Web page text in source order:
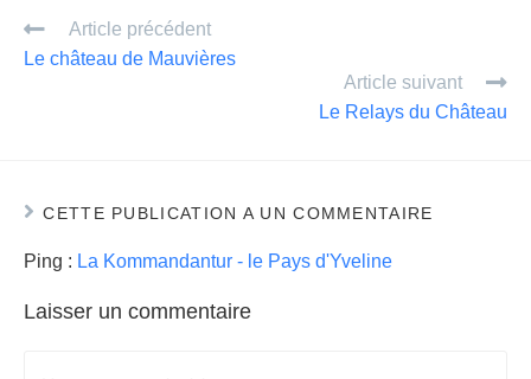
er
Article précédent
Le château de Mauvières
Article suivant
Le Relays du Château
CETTE PUBLICATION A UN COMMENTAIRE
Ping : La Kommandantur - le Pays d'Yveline
Laisser un commentaire